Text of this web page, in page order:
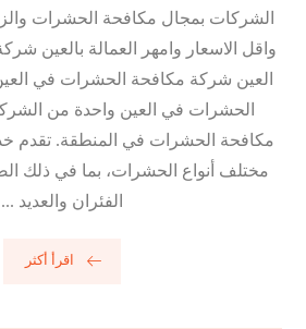
الشركات بمجال مكافحة الحشرات
واقل الاسعار وامهر العمالة بالعين
العين شركة مكافحة الحشرات في
الحشرات في العين واحدة من
مكافحة الحشرات في المنطقة. تقدم
مختلف أنواع الحشرات، بما في ذلك
الفئران والعديد ...
اقرأ أكثر